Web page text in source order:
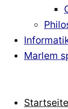
Marlem
Startseite